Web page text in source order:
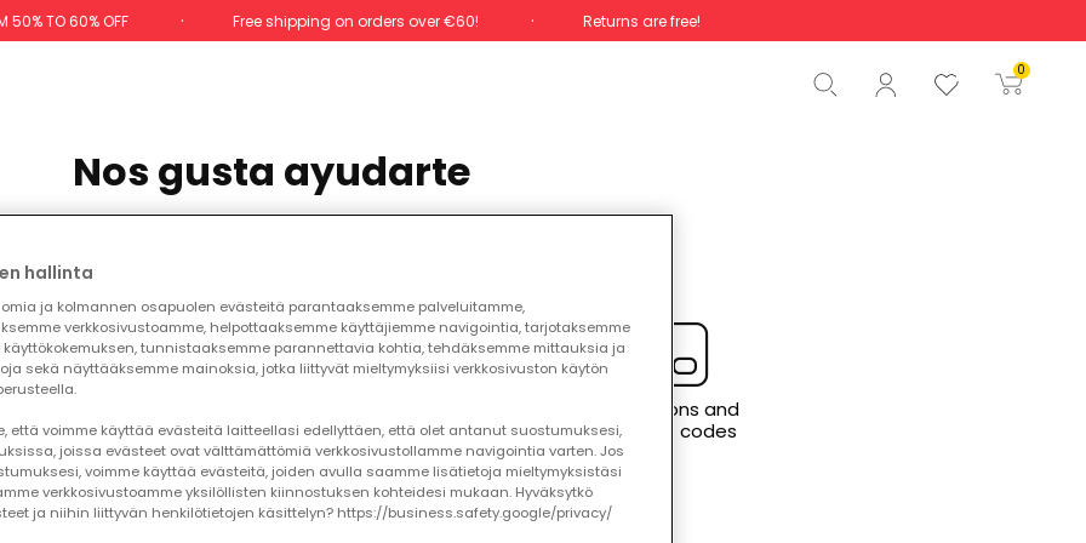
50% TO 60% OFF Free shipping on orders over €60! Returns are free!
0
Total €0.00
Start order
Nos gusta ayudarte
subscription
Forms of payment
Promotions and
discount codes
hallinta
ja kolmannen osapuolen evästeitä parantaaksemme palveluitamme,
verkkosivustoamme, helpottaaksemme käyttäjiemme navigointia, tarjotaksemme
tunnistaaksemme parannettavia kohtia, tehdäksemme mittauksia ja
sekä näyttääksemme mainoksia, jotka liittyvät mieltymyksiisi verkkosivuston käytön
että voimme käyttää evästeitä laitteellasi edellyttäen, että olet antanut suostumuksesi,
joissa evästeet ovat välttämättömiä verkkosivustollamme navigointia varten. Jos
voimme käyttää evästeitä, joiden avulla saamme lisätietoja mieltymyksistäsi
verkkosivustoamme yksilöllisten kiinnostuksen kohteidesi mukaan. Hyväksytkö
ja niihin liittyvän henkilötietojen käsittelyn? https://business.safety.google/privacy/